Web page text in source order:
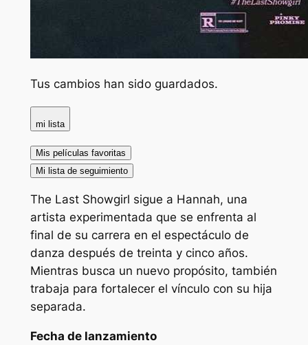
Tus cambios han sido guardados.
mi lista
Mis películas favoritas
Mi lista de seguimiento
The Last Showgirl sigue a Hannah, una
artista experimentada que se enfrenta al
final de su carrera en el espectáculo de
danza después de treinta y cinco años.
Mientras busca un nuevo propósito, también
trabaja para fortalecer el vínculo con su hija
separada.
Fecha de lanzamiento